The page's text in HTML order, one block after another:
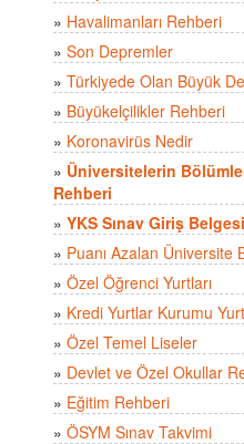
» Havalimanları Rehberi
» Son Depremler
» Türkiyede Olan Büyük
» Büyükelçilikler Rehberi
» Koronavirüs Nedir
» Üniversitelerin
Rehberi
» YKS Sınav Giriş
» Puanı Azalan Üniversite
» Özel Öğrenci Yurtları
» Kredi Yurtlar Kurumu
» Özel Temel Liseler
» Devlet ve Özel Okullar
» Eğitim Rehberi
» ÖSYM Sınav Takvimi